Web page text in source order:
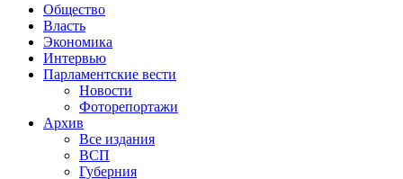
Общество
Власть
Экономика
Интервью
Парламентские вести
Новости
Фоторепортажи
Архив
Все издания
ВСП
Губерния